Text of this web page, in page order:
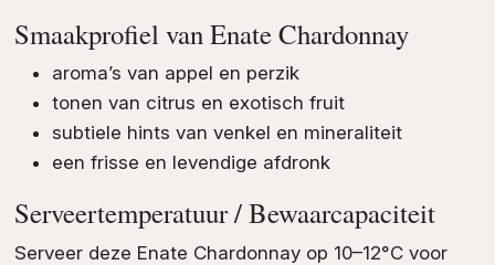
Smaakprofiel van Enate Chardonnay
aroma’s van appel en perzik
tonen van citrus en exotisch fruit
subtiele hints van venkel en mineraliteit
een frisse en levendige afdronk
Serveertemperatuur / Bewaarcapaciteit
Serveer deze Enate Chardonnay op 10–12°C voor